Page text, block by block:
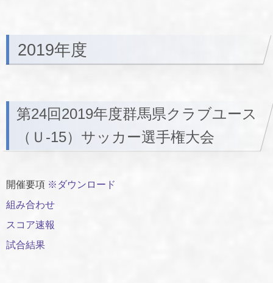
2019年度
第24回2019年度群馬県クラブユース
（Ｕ-15）サッカー選手権大会
開催要項 ※ダウンロード
組み合わせ
スコア速報
試合結果